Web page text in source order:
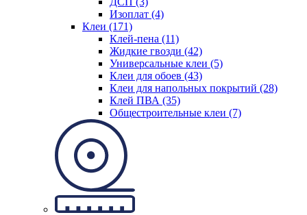
Изоплат (4)
Клеи (171)
Клей-пена (11)
Жидкие гвозди (42)
Универсальные клеи (5)
Клеи для обоев (43)
Клеи для напольных покрытий (28)
Клей ПВА (35)
Общестроительные клеи (7)